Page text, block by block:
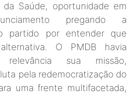
Saúde, oportunidade em
pregando a
partido por entender que
O PMDB havia
sua missão,
pela redemocratização do
uma frente multifacetada,